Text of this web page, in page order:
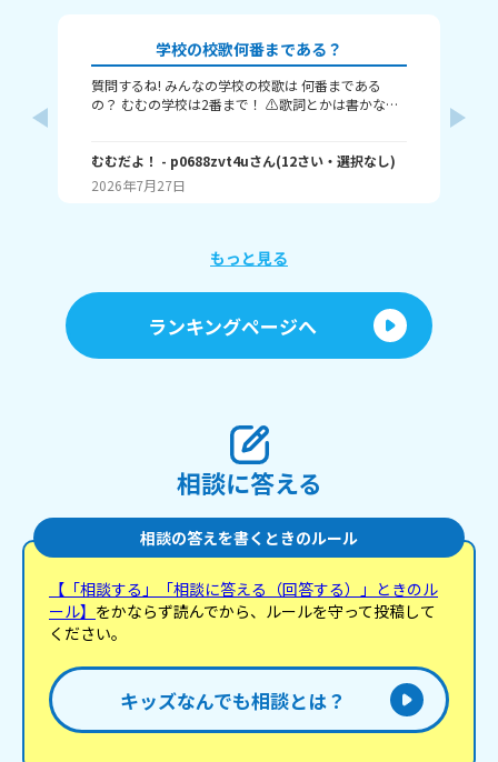
学校の校歌何番まである？
質問するね! みんなの学校の校歌は 何番まである
の？ むむの学校は2番まで！ ⚠️歌詞とかは書かない
むむだよ！ - p0688zvt4uさん(12さい・ 選択なし)
2026年7月27日
もっと見る
ランキングページへ
相談に答える
相談の答えを書くときのルール
【「相談する」「相談に答える（回答する）」ときのル
ール】 をかならず読んでから、ルールを守って投稿して
ください。
キッズなんでも相談とは？